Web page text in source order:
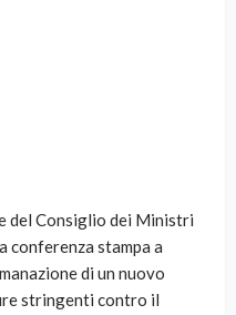
del Consiglio dei Ministri
conferenza stampa a
di un nuovo
stringenti contro il